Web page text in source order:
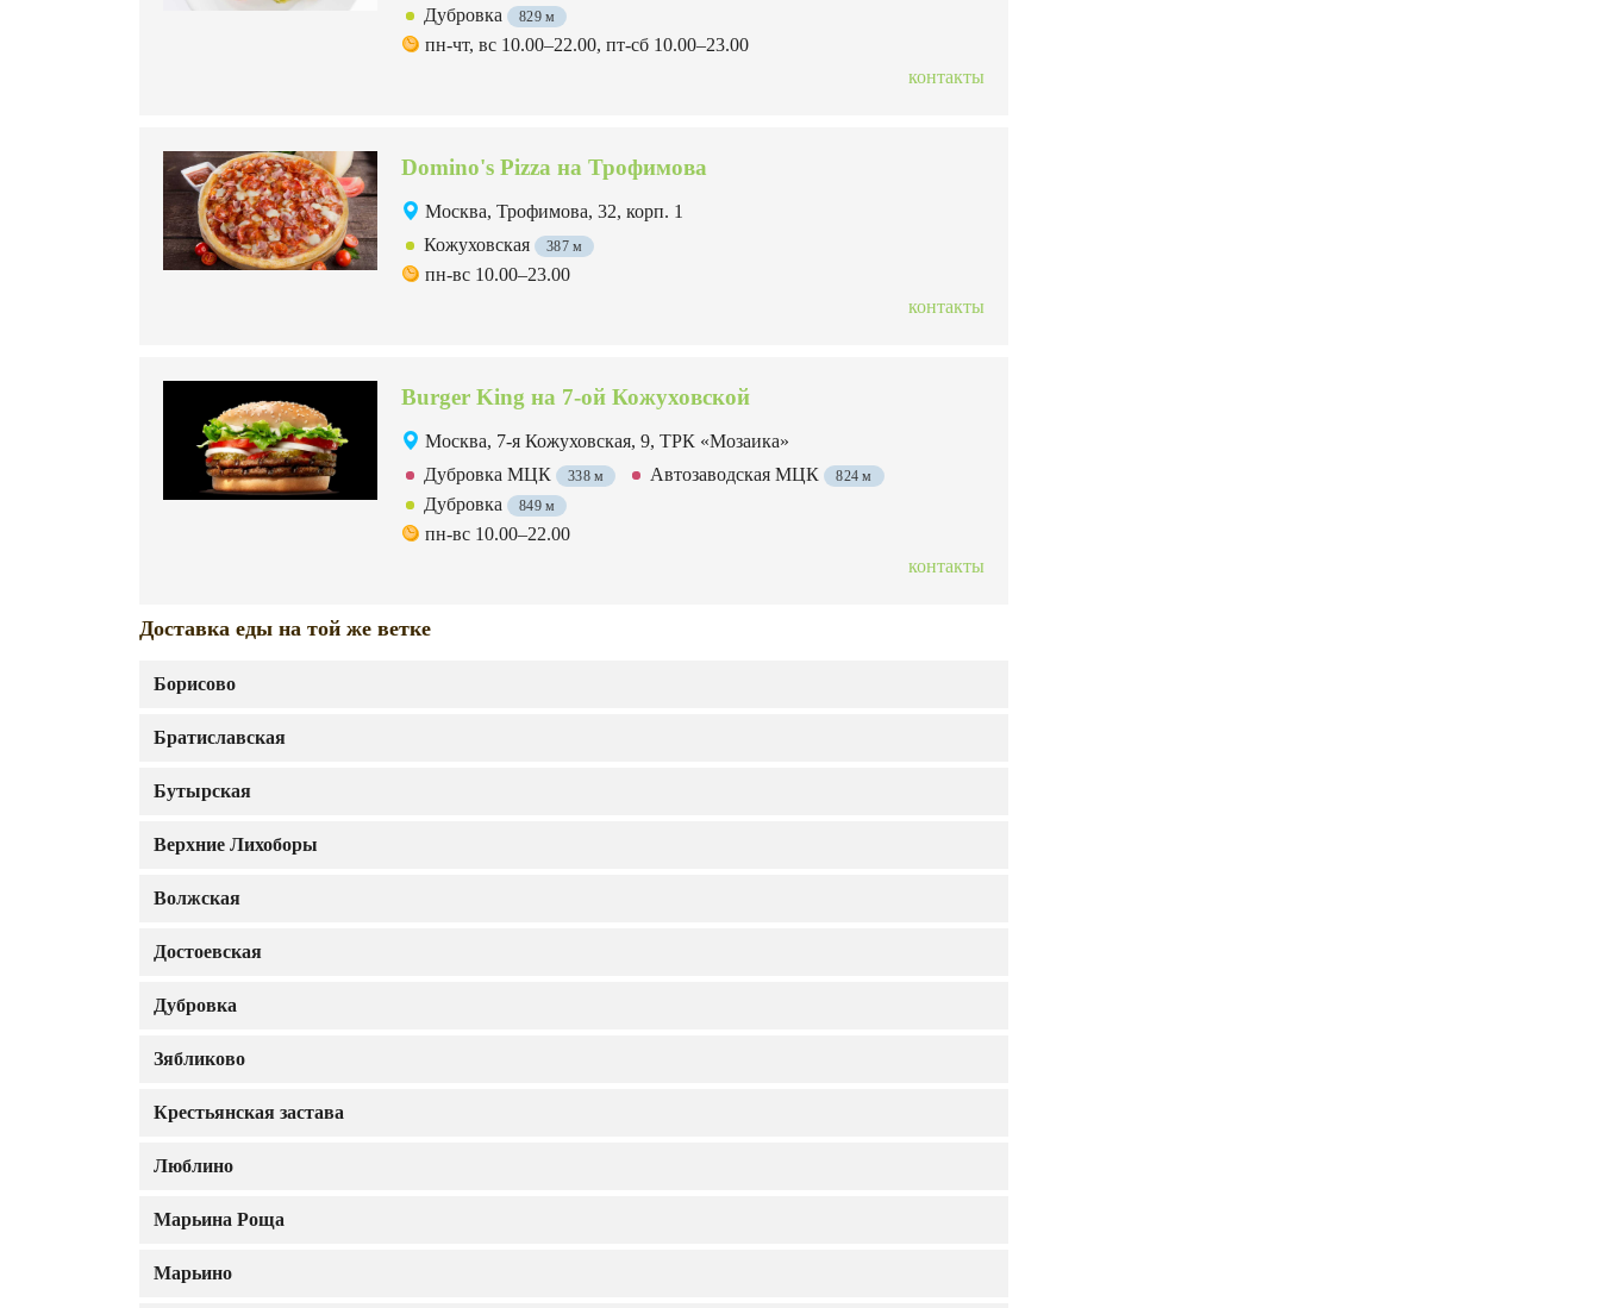
Дубровка 829 м
пн-чт, вс 10.00–22.00, пт-сб 10.00–23.00
контакты
Domino's Pizza на Трофимова
Москва, Трофимова, 32, корп. 1
Кожуховская
387 м
пн-вс 10.00–23.00
контакты
Burger King на 7-ой Кожуховской
Москва, 7-я Кожуховская, 9, ТРК «Мозаика»
Дубровка МЦК
338 м Автозаводская МЦК 824 м
Дубровка 849 м
пн-вс 10.00–22.00
контакты
Доставка еды на той же ветке
Борисово
Братиславская
Бутырская
Верхние Лихоборы
Волжская
Достоевская
Дубровка
Зябликово
Крестьянская застава
Люблино
Марьина Роща
Марьино